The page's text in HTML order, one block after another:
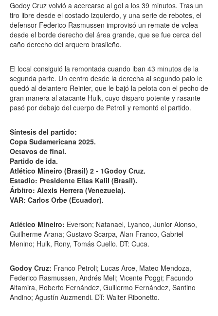
Godoy Cruz volvió a acercarse al gol a los 39 minutos. Tras un
tiro libre desde el costado izquierdo, y una serie de rebotes, el
defensor Federico Rasmussen improvisó un remate de volea
desde el borde derecho del área grande, que se fue cerca del
caño derecho del arquero brasileño.
El local consiguió la remontada cuando iban 43 minutos de la
segunda parte. Un centro desde la derecha al segundo palo le
quedó al delantero Reinier, que le bajó la pelota con el pecho de
gran manera al atacante Hulk, cuyo disparo potente y rasante
pasó por debajo del cuerpo de Petroli y remontó el partido.
Síntesis del partido:
Copa Sudamericana 2025.
Octavos de final.
Partido de ida.
Atlético Mineiro (Brasil) 2 - 1Godoy Cruz.
Estadio: Presidente Elías Kalil (Brasil).
Árbitro: Alexis Herrera (Venezuela).
VAR: Carlos Orbe (Ecuador).
Atlético Mineiro: Everson; Natanael, Lyanco, Junior Alonso,
Guilherme Arana; Gustavo Scarpa, Alan Franco, Gabriel
Menino; Hulk, Rony, Tomás Cuello. DT: Cuca.
Godoy Cruz: Franco Petroli; Lucas Arce, Mateo Mendoza,
Federico Rasmussen, Andrés Meli; Vicente Poggi; Facundo
Altamira, Roberto Fernández, Guillermo Fernández, Santino
Andino; Agustín Auzmendi. DT: Walter Ribonetto.